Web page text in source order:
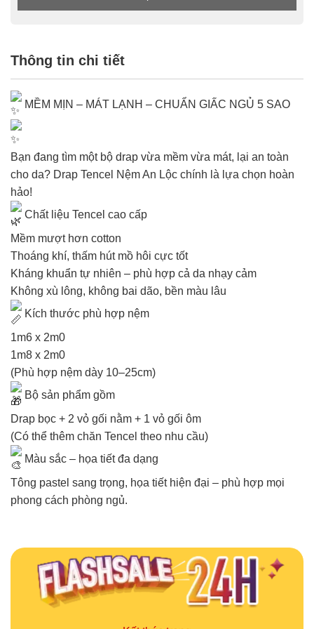
Thông tin chi tiết
MỀM MỊN – MÁT LẠNH – CHUẨN GIẤC NGỦ 5 SAO
Bạn đang tìm một bộ drap vừa mềm vừa mát, lại an toàn
cho da? Drap Tencel Nệm An Lộc chính là lựa chọn hoàn
hảo!
Chất liệu Tencel cao cấp
Mềm mượt hơn cotton
Thoáng khí, thấm hút mồ hôi cực tốt
Kháng khuẩn tự nhiên – phù hợp cả da nhạy cảm
Không xù lông, không bai dão, bền màu lâu
Kích thước phù hợp nệm
1m6 x 2m0
1m8 x 2m0
(Phù hợp nệm dày 10–25cm)
Bộ sản phẩm gồm
Drap bọc + 2 vỏ gối nằm + 1 vỏ gối ôm
(Có thể thêm chăn Tencel theo nhu cầu)
Màu sắc – họa tiết đa dạng
Tông pastel sang trọng, họa tiết hiện đại – phù hợp mọi
phong cách phòng ngủ.